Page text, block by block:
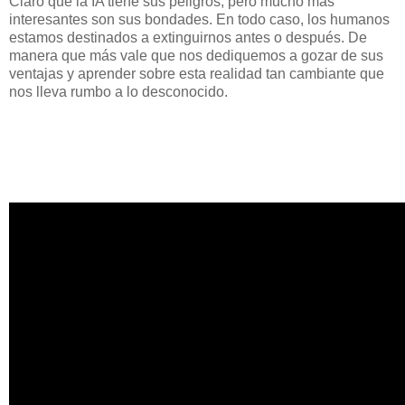
interesantes son sus bondades. En todo caso, los humanos
estamos destinados a extinguirnos antes o después. De
manera que más vale que nos dediquemos a gozar de sus
ventajas y aprender sobre esta realidad tan cambiante que
nos lleva rumbo a lo desconocido.